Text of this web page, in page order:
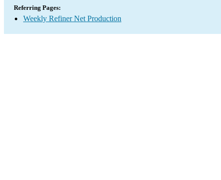
Referring Pages:
Weekly Refiner Net Production